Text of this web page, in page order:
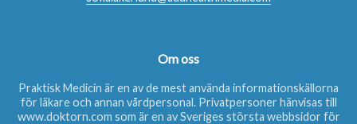
Om oss
Praktisk Medicin är en av de mest använda informationskällorna
för läkare och annan vårdpersonal. Privatpersoner hänvisas till
www.doktorn.com som är en av Sveriges största webbsidor för